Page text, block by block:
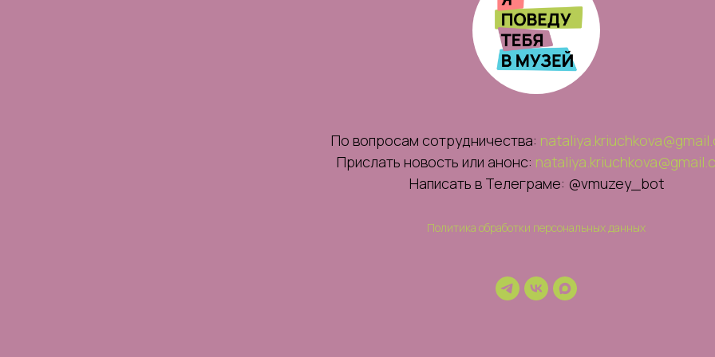
По вопросам сотрудничества:
Прислать новость или анонс:
Написать в Телеграме: @vmuzey_bot
Политика обработки персональных данных